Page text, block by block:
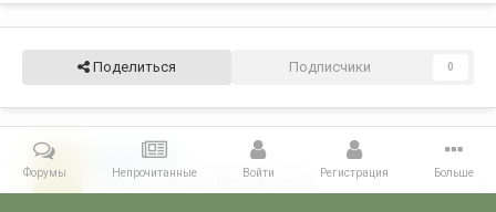
Поделиться Подписчики 0
мошка 25
Опубликовано 28 декабря, 2012
Форумы Непрочитанные Войти Регистрация Больше